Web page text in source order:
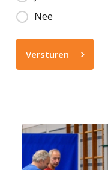
Nee
Versturen